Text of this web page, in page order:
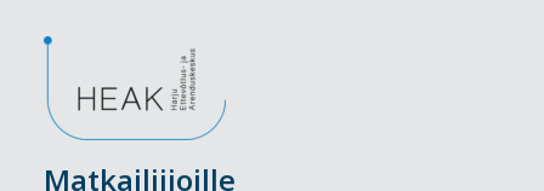
Matkailiijoille